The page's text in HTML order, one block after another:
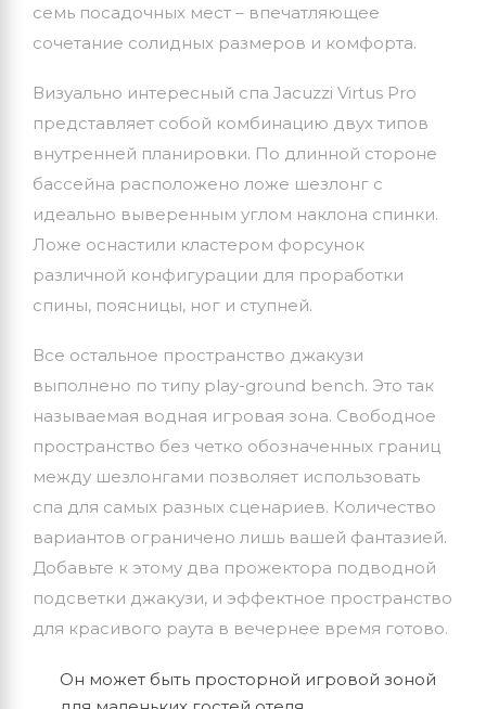
семь посадочных мест – впечатляющее
сочетание солидных размеров и комфорта.
Визуально интересный спа Jacuzzi Virtus Pro
представляет собой комбинацию двух типов
внутренней планировки. По длинной стороне
бассейна расположено ложе шезлонг с
идеально выверенным углом наклона спинки.
Ложе оснастили кластером форсунок
различной конфигурации для проработки
спины, поясницы, ног и ступней.
Все остальное пространство джакузи
выполнено по типу play-ground bench. Это так
называемая водная игровая зона. Свободное
пространство без четко обозначенных границ
между шезлонгами позволяет использовать
спа для самых разных сценариев. Количество
вариантов ограничено лишь вашей фантазией.
Добавьте к этому два прожектора подводной
подсветки джакузи, и эффектное пространство
для красивого раута в вечернее время готово.
Он может быть просторной игровой зоной